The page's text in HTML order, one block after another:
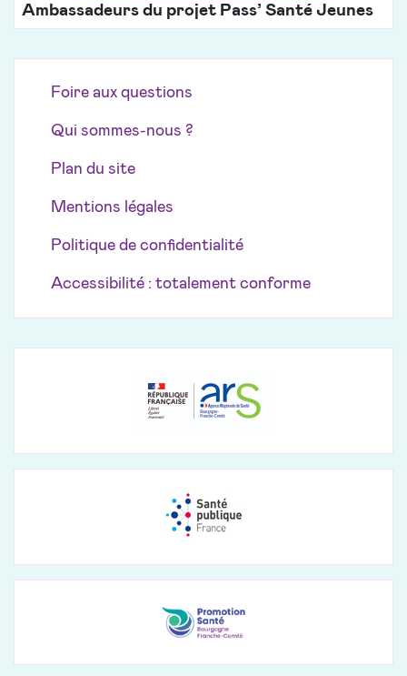
Ambassadeurs du projet Pass’ Santé Jeunes
Foire aux questions
Qui sommes-nous ?
Plan du site
Mentions légales
Politique de confidentialité
Accessibilité : totalement conforme